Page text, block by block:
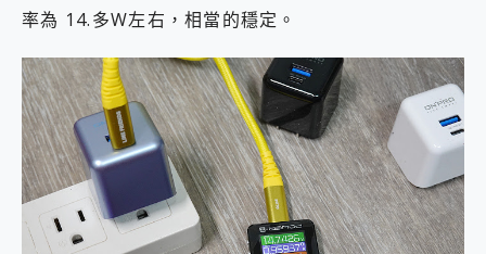
率為 14.多W左右，相當的穩定。